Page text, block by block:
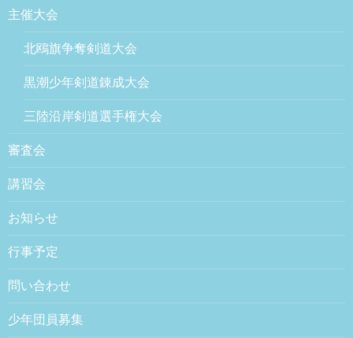
主催大会
北鴎旗争奪剣道大会
黒潮少年剣道錬成大会
三陸沿岸剣道選手権大会
審査会
講習会
お知らせ
行事予定
問い合わせ
少年団員募集